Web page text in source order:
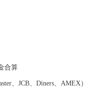
口として発展を続けてい
合算
、JCB、Diners、AMEX）